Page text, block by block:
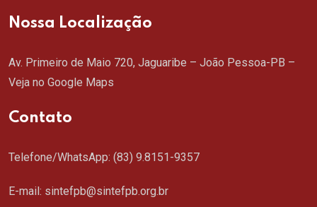
Nossa Localização
Av. Primeiro de Maio 720, Jaguaribe – João Pessoa-PB –
Veja no Google Maps
Contato
Telefone/WhatsApp: (83) 9.8151-9357
E-mail: sintefpb@sintefpb.org.br